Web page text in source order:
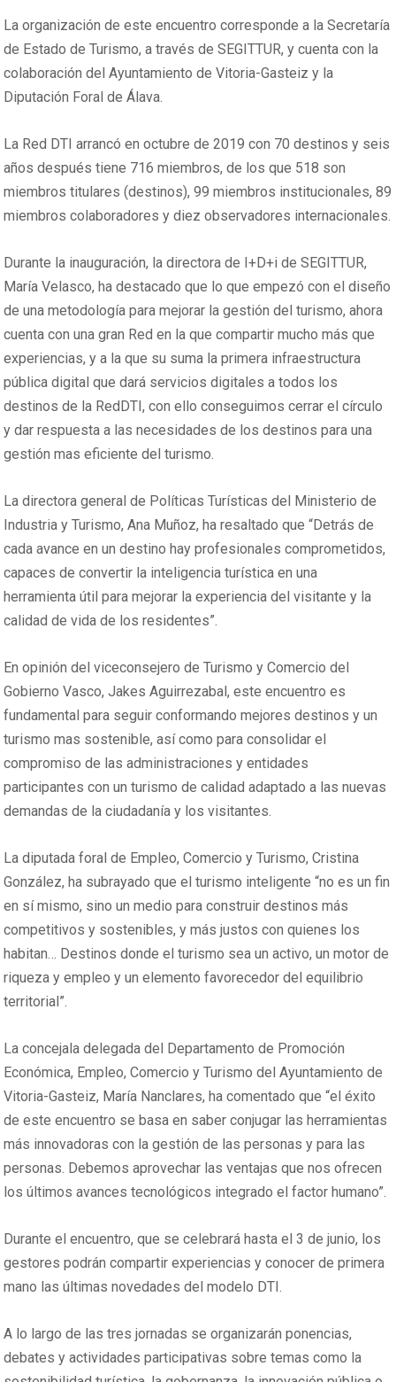
La organización de este encuentro corresponde a la Secretaría
de Estado de Turismo, a través de SEGITTUR, y cuenta con la
colaboración del Ayuntamiento de Vitoria-Gasteiz y la
Diputación Foral de Álava.
La Red DTI arrancó en octubre de 2019 con 70 destinos y seis
años después tiene 716 miembros, de los que 518 son
miembros titulares (destinos), 99 miembros institucionales, 89
miembros colaboradores y diez observadores internacionales.
Durante la inauguración, la directora de I+D+i de SEGITTUR,
María Velasco, ha destacado que lo que empezó con el diseño
de una metodología para mejorar la gestión del turismo, ahora
cuenta con una gran Red en la que compartir mucho más que
experiencias, y a la que su suma la primera infraestructura
pública digital que dará servicios digitales a todos los
destinos de la RedDTI, con ello conseguimos cerrar el círculo
y dar respuesta a las necesidades de los destinos para una
gestión mas eficiente del turismo.
La directora general de Políticas Turísticas del Ministerio de
Industria y Turismo, Ana Muñoz, ha resaltado que “Detrás de
cada avance en un destino hay profesionales comprometidos,
capaces de convertir la inteligencia turística en una
herramienta útil para mejorar la experiencia del visitante y la
calidad de vida de los residentes”.
En opinión del viceconsejero de Turismo y Comercio del
Gobierno Vasco, Jakes Aguirrezabal, este encuentro es
fundamental para seguir conformando mejores destinos y un
turismo mas sostenible, así como para consolidar el
compromiso de las administraciones y entidades
participantes con un turismo de calidad adaptado a las nuevas
demandas de la ciudadanía y los visitantes.
La diputada foral de Empleo, Comercio y Turismo, Cristina
González, ha subrayado que el turismo inteligente “no es un fin
en sí mismo, sino un medio para construir destinos más
competitivos y sostenibles, y más justos con quienes los
habitan… Destinos donde el turismo sea un activo, un motor de
riqueza y empleo y un elemento favorecedor del equilibrio
territorial”.
La concejala delegada del Departamento de Promoción
Económica, Empleo, Comercio y Turismo del Ayuntamiento de
Vitoria-Gasteiz, María Nanclares, ha comentado que “el éxito
de este encuentro se basa en saber conjugar las herramientas
más innovadoras con la gestión de las personas y para las
personas. Debemos aprovechar las ventajas que nos ofrecen
los últimos avances tecnológicos integrado el factor humano”.
Durante el encuentro, que se celebrará hasta el 3 de junio, los
gestores podrán compartir experiencias y conocer de primera
mano las últimas novedades del modelo DTI.
A lo largo de las tres jornadas se organizarán ponencias,
debates y actividades participativas sobre temas como la